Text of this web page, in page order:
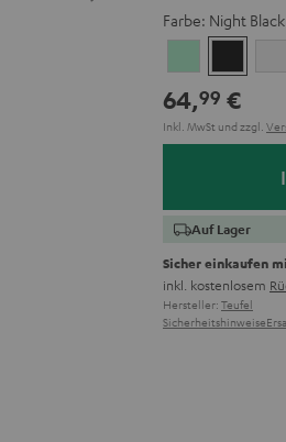
Farbe: Night Black
GreenBlack
64,99 €
Inkl. MwSt und zzgl.
Auf Lager
Sicher einkaufen
inkl. kostenlosem
Hersteller: Teufel
Sicherheitshinweise